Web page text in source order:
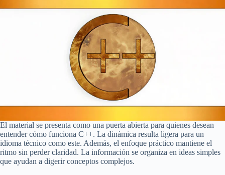
El material se presenta como una puerta abierta para quienes desean
entender cómo funciona C++. La dinámica resulta ligera para un
idioma técnico como este. Además, el enfoque práctico mantiene el
ritmo sin perder claridad. La información se organiza en ideas simples
que ayudan a digerir conceptos complejos.